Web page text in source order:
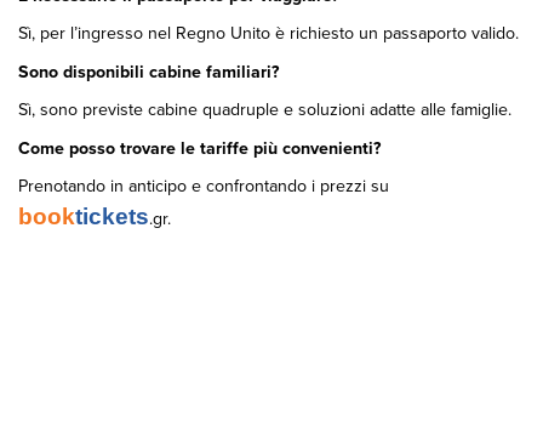
Sì, per l’ingresso nel Regno Unito è richiesto un passaporto valido.
Sono disponibili cabine familiari?
Sì, sono previste cabine quadruple e soluzioni adatte alle famiglie.
Come posso trovare le tariffe più convenienti?
Prenotando in anticipo e confrontando i prezzi su
booktickets.gr.